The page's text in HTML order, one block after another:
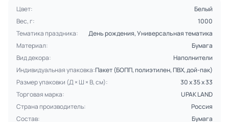
Цвет:
Белый
Вес, г:
1000
Тематика праздника:
День рождения, Универсальная тематика
Материал:
Бумага
Вид декора:
Наполнители
Индивидуальная упаковка:Пакет (БОПП, полиэтилен, ПВХ, дой-пак)
Размер упаковки (Д × Ш × В, см):
30 х 35 х 33
Торговая марка:
UPAK LAND
Страна производитель:
Россия
Состав:
Бумага